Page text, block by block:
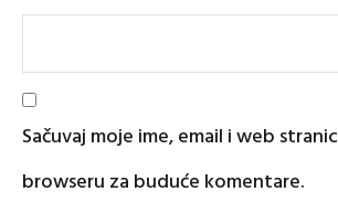
Sačuvaj moje ime, email i web
browseru za buduće komentare.